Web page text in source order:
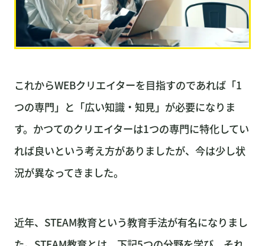
これからWEBクリエイターを目指すのであれば「1
つの専門」と「広い知識・知見」が必要になりま
す。かつてのクリエイターは1つの専門に特化してい
れば良いという考え方がありましたが、今は少し状
況が異なってきました。
近年、STEAM教育という教育手法が有名になりまし